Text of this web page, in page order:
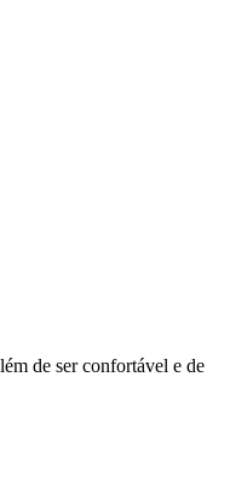
de ser confortável e de